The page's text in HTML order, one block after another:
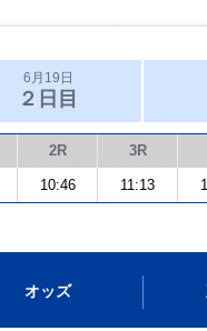
6月19日
２日目
2R 3R
10:46 11:13
オッズ